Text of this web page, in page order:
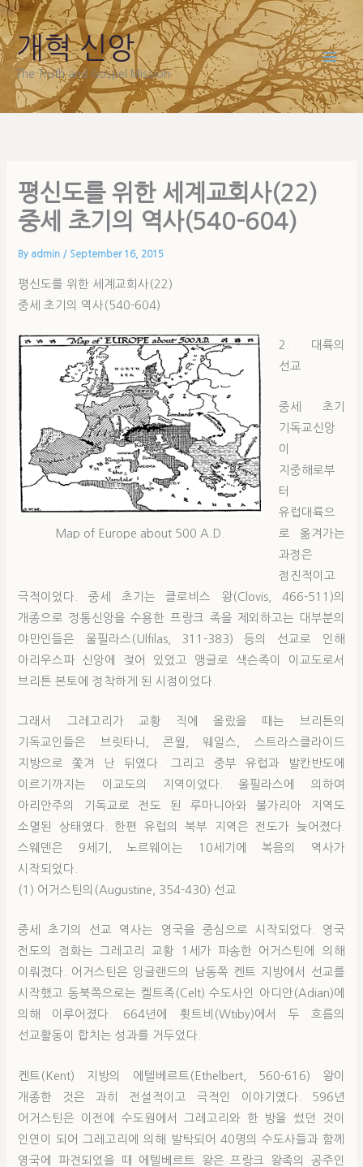
Skip
to
content
개혁 신앙
The Truth and Gospel Mission
평신도를 위한 세계교회사(22)
중세 초기의 역사(540-604)
By admin / September 16, 2015
평신도를 위한 세계교회사(22)
중세 초기의 역사(540-604)
Map of Europe about 500 A.D.
2. 대륙의
선교
중세 초기
기독교신앙
이
지중해로부
터
유럽대륙으
로 옮겨가는
과정은
점진적이고
극적이었다. 중세 초기는 클로비스 왕(Clovis, 466-511)의
개종으로 정통신앙을 수용한 프랑크 족을 제외하고는 대부분의
야만인들은 울필라스(Ulfilas, 311-383) 등의 선교로 인해
아리우스파 신앙에 젖어 있었고 앵글로 색슨족이 이교도로서
브리튼 본토에 정착하게 된 시점이었다.
그래서 그레고리가 교황 직에 올랐을 때는 브리튼의
기독교인들은 브릿타니, 콘월, 웨일스, 스트라스클라이드
지방으로 쫓겨 난 뒤였다. 그리고 중부 유럽과 발칸반도에
이르기까지는 이교도의 지역이었다. 울필라스에 의하여
아리안주의 기독교로 전도 된 루마니아와 불가리아 지역도
소멸된 상태였다. 한편 유럽의 북부 지역은 전도가 늦어졌다.
스웨덴은 9세기, 노르웨이는 10세기에 복음의 역사가
시작되었다.
(1) 어거스틴의(Augustine, 354-430) 선교
중세 초기의 선교 역사는 영국을 중심으로 시작되었다. 영국
전도의 점화는 그레고리 교황 1세가 파송한 어거스틴에 의해
이뤄졌다. 어거스틴은 잉글랜드의 남동쪽 켄트 지방에서 선교를
시작했고 동북쪽으로는 켈트족(Celt) 수도사인 아디안(Adian)에
의해 이루어졌다. 664년에 휫트비(Wtiby)에서 두 흐름의
선교활동이 합치는 성과를 거두었다.
켄트(Kent) 지방의 에텔베르트(Ethelbert, 560-616) 왕이
개종한 것은 과히 전설적이고 극적인 이야기였다. 596년
어거스틴은 이전에 수도원에서 그레고리와 한 방을 썼던 것이
인연이 되어 그레고리에 의해 발탁되어 40명의 수도사들과 함께
영국에 파견되었을 때 에텔베르트 왕은 프랑크 왕족의 공주인